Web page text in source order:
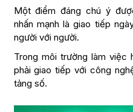
Một điểm đáng chú ý
nhấn mạnh là giao tiếp
người với người.
Trong môi trường làm việc
phải giao tiếp với công
tảng số.